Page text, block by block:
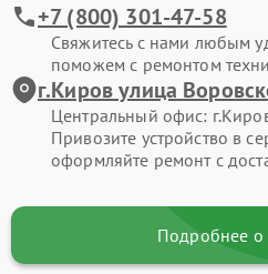
+7 (800) 301-47-58
Свяжитесь с нами любым
поможем с ремонтом
г.Киров улица
Центральный офис:
Привозите устройство в
оформляйте ремонт с
Подробнее о